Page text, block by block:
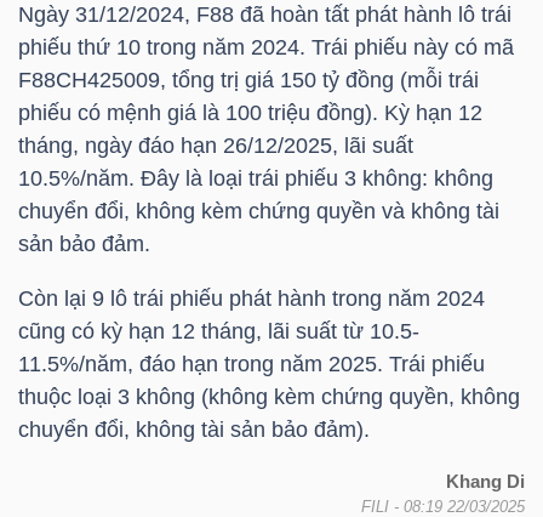
Ngày 31/12/2024, F88 đã hoàn tất phát hành lô trái
phiếu thứ 10 trong năm 2024. Trái phiếu này có mã
F88CH425009, tổng trị giá 150 tỷ đồng (mỗi trái
phiếu có mệnh giá là 100 triệu đồng). Kỳ hạn 12
tháng, ngày đáo hạn 26/12/2025, lãi suất
10.5%/năm. Đây là loại trái phiếu 3 không: không
chuyển đổi, không kèm chứng quyền và không tài
sản bảo đảm.
Còn lại 9 lô trái phiếu phát hành trong năm 2024
cũng có kỳ hạn 12 tháng, lãi suất từ 10.5-
11.5%/năm, đáo hạn trong năm 2025. Trái phiếu
thuộc loại 3 không (không kèm chứng quyền, không
chuyển đổi, không tài sản bảo đảm).
Khang Di
FILI - 08:19 22/03/2025
TÍCH
VIETSTOCKFINANCE
VĨ
MÔ
NGÀNH